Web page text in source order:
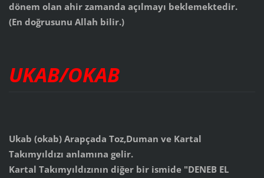
dönem olan ahir zamanda açılmayı beklemektedir.
(En doğrusunu Allah bilir.)
UKAB/OKAB
Ukab (okab) Arapçada Toz,Duman ve Kartal
Takımyıldızı anlamına gelir.
Kartal Takımyıldızının diğer bir ismide "DENEB EL